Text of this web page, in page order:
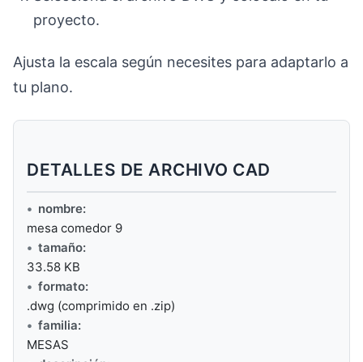
proyecto.
Ajusta la escala según necesites para adaptarlo a
tu plano.
DETALLES DE ARCHIVO CAD
nombre:
mesa comedor 9
tamaño:
33.58 KB
formato:
.dwg (comprimido en .zip)
familia:
MESAS